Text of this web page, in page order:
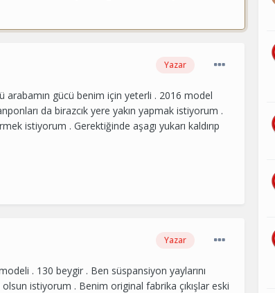
Yazar
gücü benim için yeterli . 2016 model
da birazcık yere yakın yapmak istiyorum .
istiyorum . Gerektiğinde aşagı yukarı kaldırıp
Yazar
. 130 beygir . Ben süspansiyon yaylarını
istiyorum . Benim original fabrika çıkışlar eski